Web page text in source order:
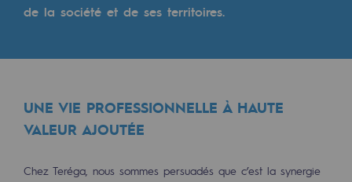
Indicateurs
Où nous trouver
Les énergies d'avenir
de la société et de ses territoires.
UNE VIE PROFESSIONNELLE À HAUTE
VALEUR AJOUTÉE
Chez Teréga, nous sommes persuadés que c’est la synergie